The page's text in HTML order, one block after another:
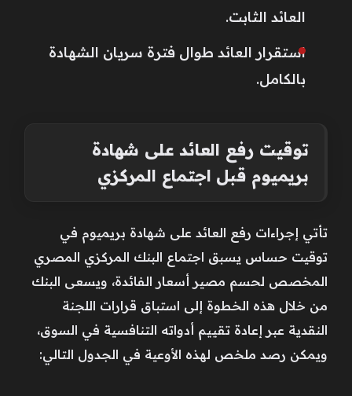
العائد الثابت.
استقرار العائد طوال فترة سريان الشهادة
بالكامل.
توقيت رفع العائد على شهادة
بريميوم قبل اجتماع المركزي
تأتي إجراءات رفع العائد على شهادة بريميوم في
توقيت حساس يسبق اجتماع البنك المركزي المصري
المخصص لحسم مصير أسعار الفائدة، ويسعى البنك
من خلال هذه الخطوة إلى استباق قرارات اللجنة
النقدية عبر إعادة تقييم أدواته التنافسية في السوق،
ويمكن رصد ملخص لهذه الأوعية في الجدول التالي: